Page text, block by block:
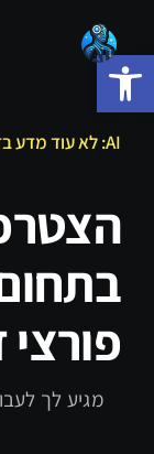
פתח סרגל נגישות
לתוכן
AI: לא עוד מדע בדיוני, אלא מציאות עסקית.
מגיע לך